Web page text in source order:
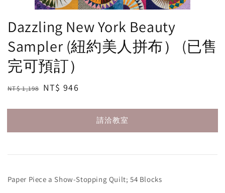
Dazzling New York Beauty
Sampler (紐約美人拼布） (已售
完可預訂）
Regular
NT$ 1,198 Sale
NT$ 946
請洽教室
Paper Piece a Show-Stopping Quilt; 54 Blocks